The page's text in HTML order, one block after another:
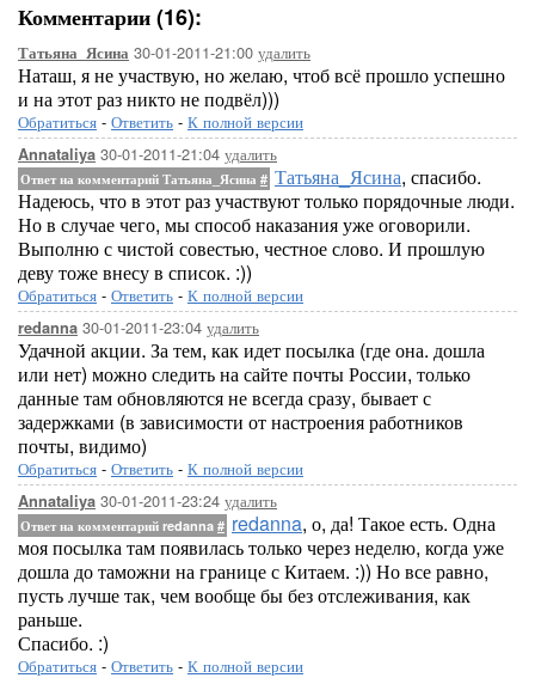
Комментарии (16):
Татьяна_Ясина 30-01-2011-21:00 удалить
Наташ, я не участвую, но желаю, чтоб всё прошло успешно
и на этот раз никто не подвёл)))
Обратиться - Ответить - К полной версии
Annataliya 30-01-2011-21:04 удалить
Ответ на комментарий Татьяна_Ясина # Татьяна_Ясина, спасибо.
Надеюсь, что в этот раз участвуют только порядочные люди.
Но в случае чего, мы способ наказания уже оговорили.
Выполню с чистой совестью, честное слово. И прошлую
деву тоже внесу в список. :))
Обратиться - Ответить - К полной версии
redanna 30-01-2011-23:04 удалить
Удачной акции. За тем, как идет посылка (где она. дошла
или нет) можно следить на сайте почты России, только
данные там обновляются не всегда сразу, бывает с
задержками (в зависимости от настроения работников
почты, видимо)
Обратиться - Ответить - К полной версии
Annataliya 30-01-2011-23:24 удалить
Ответ на комментарий redanna # redanna, о, да! Такое есть. Одна
моя посылка там появилась только через неделю, когда уже
дошла до таможни на границе с Китаем. :)) Но все равно,
пусть лучше так, чем вообще бы без отслеживания, как
раньше.
Спасибо. :)
Обратиться - Ответить - К полной версии